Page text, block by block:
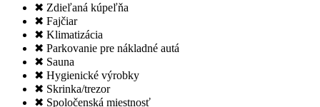
✖ Zdieľaná kúpeľňa
✖ Fajčiar
✖ Klimatizácia
✖ Parkovanie pre nákladné autá
✖ Sauna
✖ Hygienické výrobky
✖ Skrinka/trezor
✖ Spoločenská miestnosť